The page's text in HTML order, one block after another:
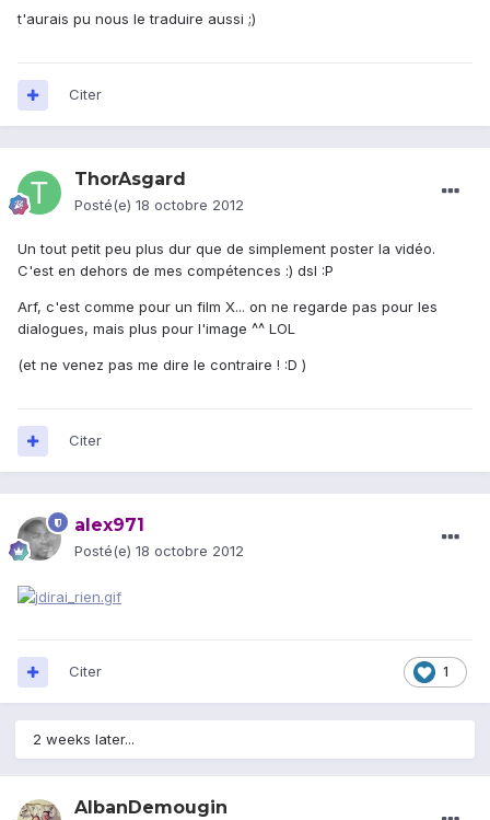
t'aurais pu nous le traduire aussi ;)
Citer
ThorAsgard
Posté(e) 18 octobre 2012
Un tout petit peu plus dur que de simplement poster la vidéo.
C'est en dehors de mes compétences :) dsl :P
Arf, c'est comme pour un film X... on ne regarde pas pour les
dialogues, mais plus pour l'image ^^ LOL
(et ne venez pas me dire le contraire ! :D )
Citer
alex971
Posté(e) 18 octobre 2012
1
Citer
2 weeks later...
AlbanDemougin